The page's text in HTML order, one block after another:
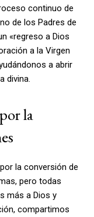
continuo de
de los Padres de
«regreso a Dios
a la Virgen
a abrir
divina.
la
la conversión de
pero todas
más a Dios y
compartimos